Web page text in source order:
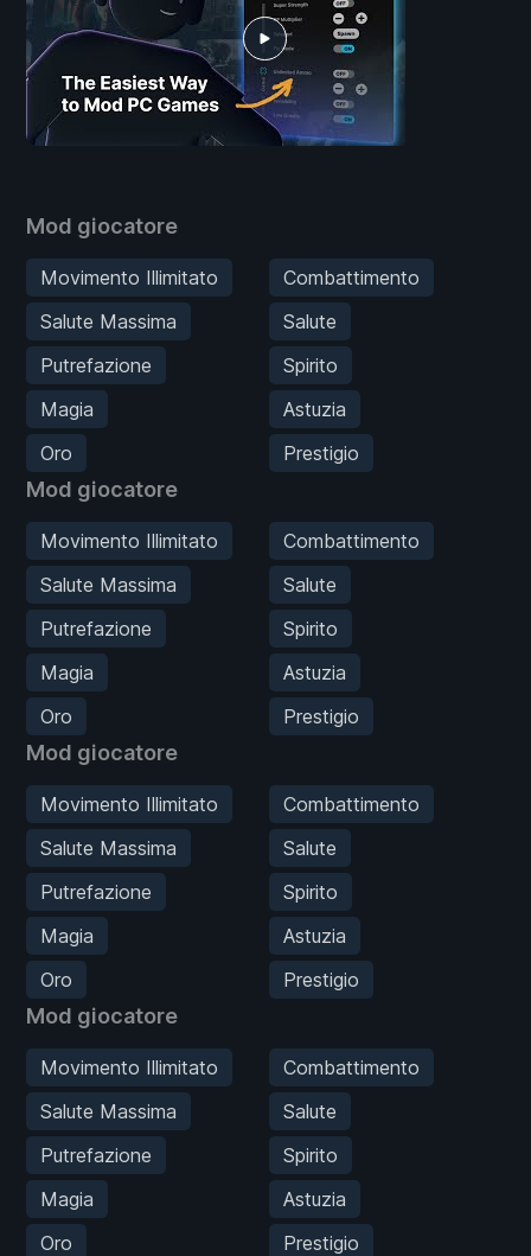
Mod giocatore
Movimento Illimitato
Combattimento
Salute Massima
Salute
Putrefazione
Spirito
Magia
Astuzia
Oro
Prestigio
Mod giocatore
Movimento Illimitato
Combattimento
Salute Massima
Salute
Putrefazione
Spirito
Magia
Astuzia
Oro
Prestigio
Mod giocatore
Movimento Illimitato
Combattimento
Salute Massima
Salute
Putrefazione
Spirito
Magia
Astuzia
Oro
Prestigio
Mod giocatore
Movimento Illimitato
Combattimento
Salute Massima
Salute
Putrefazione
Spirito
Magia
Astuzia
Oro
Prestigio